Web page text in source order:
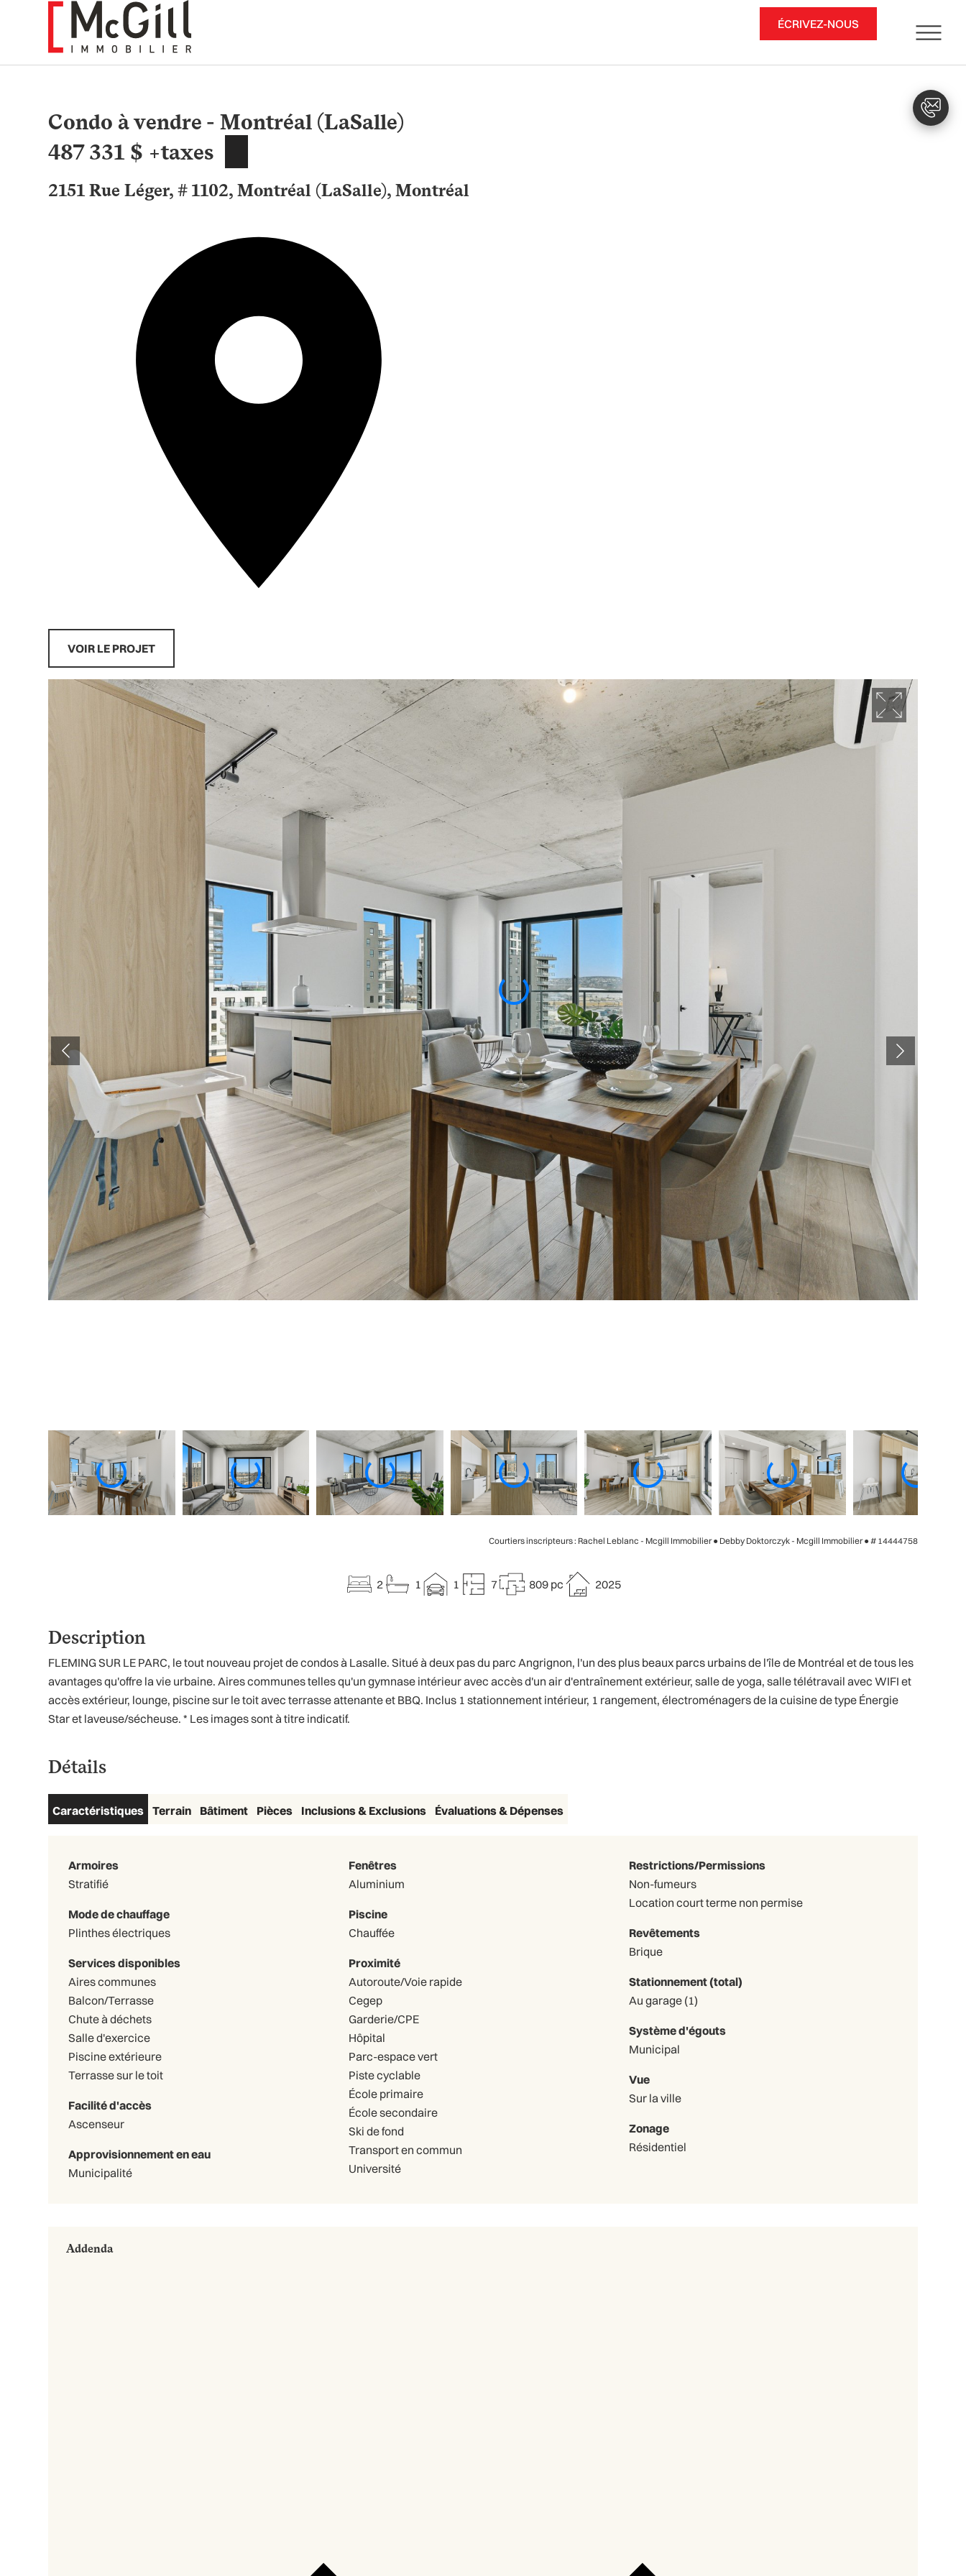
ÉCRIVEZ-NOUS
Condo à vendre - Montréal (LaSalle)
487 331 $ +taxes
2151 Rue Léger, # 1102, Montréal (LaSalle), Montréal
VOIR LE PROJET
Courtiers inscripteurs : Rachel Leblanc - Mcgill Immobilier ● Debby Doktorczyk - Mcgill Immobilier ●# 14444758
2 1 1 7 809 pc 2025
Description
FLEMING SUR LE PARC, le tout nouveau projet de condos à Lasalle. Situé à deux pas du parc Angrignon, l'un des plus beaux parcs urbains de l'île de Montréal et de tous les
avantages qu'offre la vie urbaine. Aires communes telles qu'un gymnase intérieur avec accès d'un air d'entraînement extérieur, salle de yoga, salle télétravail avec WIFI et
accès extérieur, lounge, piscine sur le toit avec terrasse attenante et BBQ. Inclus 1 stationnement intérieur, 1 rangement, électroménagers de la cuisine de type Énergie
Star et laveuse/sécheuse. * Les images sont à titre indicatif.
Détails
Caractéristiques Terrain Bâtiment Pièces Inclusions & Exclusions Évaluations & Dépenses
Armoires
Stratifié
Mode de chauffage
Plinthes électriques
Services disponibles
Aires communes
Balcon/Terrasse
Chute à déchets
Salle d'exercice
Piscine extérieure
Terrasse sur le toit
Facilité d'accès
Ascenseur
Approvisionnement en eau
Municipalité
Fenêtres
Aluminium
Piscine
Chauffée
Proximité
Autoroute/Voie rapide
Cegep
Garderie/CPE
Hôpital
Parc-espace vert
Piste cyclable
École primaire
École secondaire
Ski de fond
Transport en commun
Université
Restrictions/Permissions
Non-fumeurs
Location court terme non permise
Revêtements
Brique
Stationnement (total)
Au garage (1)
Système d'égouts
Municipal
Vue
Sur la ville
Zonage
Résidentiel
Addenda